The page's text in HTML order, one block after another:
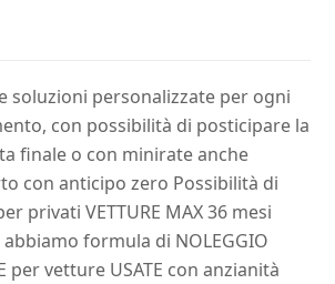
soluzioni personalizzate per ogni
con possibilità di posticipare la
finale o con minirate anche
con anticipo zero Possibilità di
privati VETTURE MAX 36 mesi
formula di NOLEGGIO
per vetture USATE con anzianità